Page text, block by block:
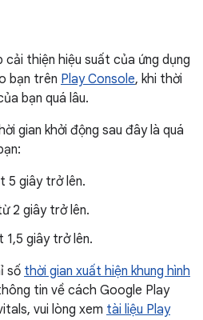
thiện hiệu suất của ứng dụng
bạn trên Play Console, khi thời
bạn quá lâu.
gian khởi động sau đây là quá
5 giây trở lên.
2 giây trở lên.
1,5 giây trở lên.
số thời gian xuất hiện khung hình
tin về cách Google Play
vui lòng xem tài liệu Play